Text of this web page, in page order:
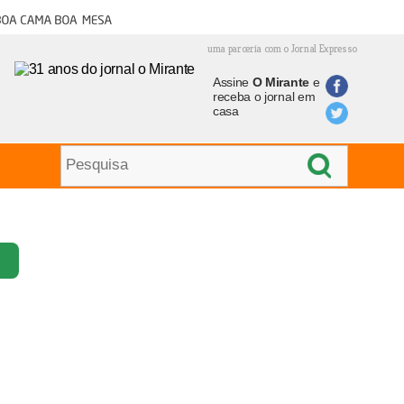
cama boa mesa
uma parceria com o Jornal Expresso
Assine O Mirantee
receba o jornal em
casa